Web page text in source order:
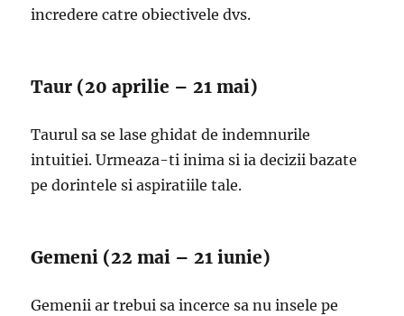
incredere catre obiectivele dvs.
Taur (20 aprilie – 21 mai)
Taurul sa se lase ghidat de indemnurile
intuitiei. Urmeaza-ti inima si ia decizii bazate
pe dorintele si aspiratiile tale.
Gemeni (22 mai – 21 iunie)
Gemenii ar trebui sa incerce sa nu insele pe